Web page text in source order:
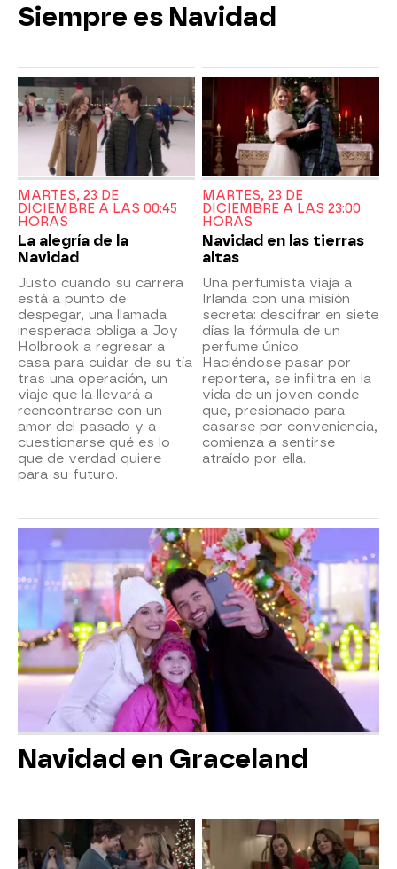
Siempre es Navidad
MARTES, 23 DE
DICIEMBRE A LAS 00:45
HORAS
La alegría de la
Navidad
Justo cuando su carrera
está a punto de
despegar, una llamada
inesperada obliga a Joy
Holbrook a regresar a
casa para cuidar de su tía
tras una operación, un
viaje que la llevará a
reencontrarse con un
amor del pasado y a
cuestionarse qué es lo
que de verdad quiere
para su futuro.
MARTES, 23 DE
DICIEMBRE A LAS 23:00
HORAS
Navidad en las tierras
altas
Una perfumista viaja a
Irlanda con una misión
secreta: descifrar en siete
días la fórmula de un
perfume único.
Haciéndose pasar por
reportera, se infiltra en la
vida de un joven conde
que, presionado para
casarse por conveniencia,
comienza a sentirse
atraído por ella.
Navidad en Graceland